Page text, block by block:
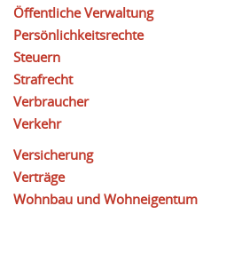
Öffentliche Verwaltung
Persönlichkeitsrechte
Steuern
Strafrecht
Verbraucher
Verkehr
Versicherung
Verträge
Wohnbau und Wohneigentum